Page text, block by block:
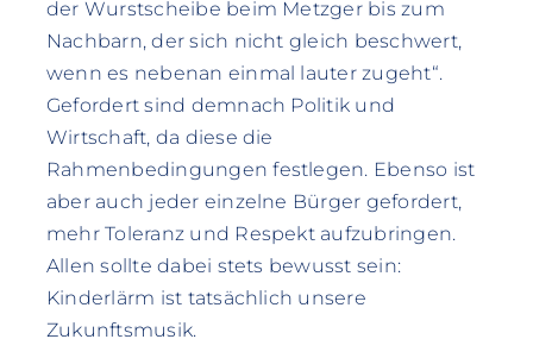
der Wurstscheibe beim Metzger bis zum
Nachbarn, der sich nicht gleich beschwert,
wenn es nebenan einmal lauter zugeht“.
Gefordert sind demnach Politik und
Wirtschaft, da diese die
Rahmenbedingungen festlegen. Ebenso ist
aber auch jeder einzelne Bürger gefordert,
mehr Toleranz und Respekt aufzubringen.
Allen sollte dabei stets bewusst sein:
Kinderlärm ist tatsächlich unsere
Zukunftsmusik.